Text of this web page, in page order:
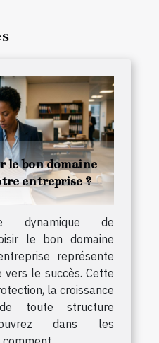
le bon domaine
entreprise ?
dynamique de
le bon domaine
représente
le succès. Cette
la croissance
toute structure
dans les